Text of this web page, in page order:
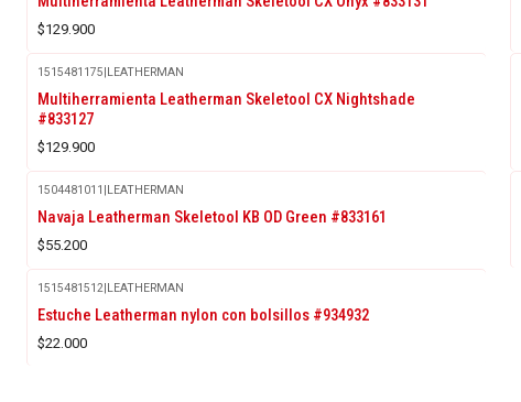
$129.900
1515481175|LEATHERMAN
Multiherramienta Leatherman Skeletool CX Nightshade
#833127
$129.900
1504481011 |LEATHERMAN
Navaja Leatherman Skeletool KB OD Green #833161
$55.200
1515481512|LEATHERMAN
Estuche Leatherman nylon con bolsillos #934932
$22.000